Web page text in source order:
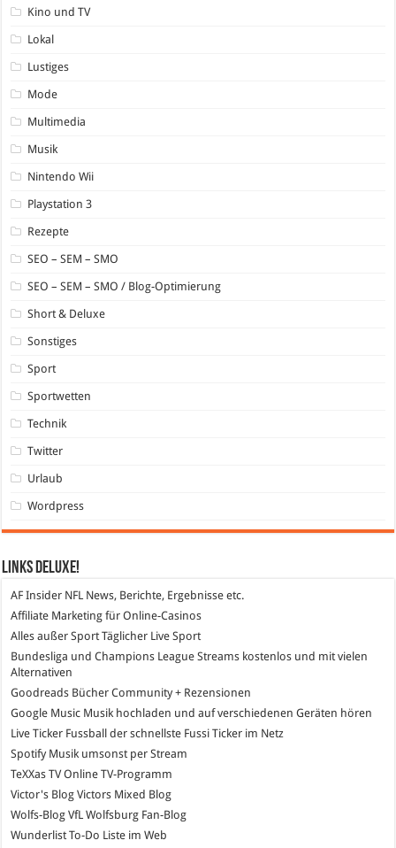
Kino und TV
Lokal
Lustiges
Mode
Multimedia
Musik
Nintendo Wii
Playstation 3
Rezepte
SEO – SEM – SMO
SEO – SEM – SMO / Blog-Optimierung
Short & Deluxe
Sonstiges
Sport
Sportwetten
Technik
Twitter
Urlaub
Wordpress
Links DeLuXe!
AF Insider NFL News, Berichte, Ergebnisse etc.
Affiliate Marketing für Online-Casinos
Alles außer Sport Täglicher Live Sport
Bundesliga und Champions League Streams kostenlos und mit vielen
Alternativen
Goodreads Bücher Community + Rezensionen
Google Music Musik hochladen und auf verschiedenen Geräten hören
Live Ticker Fussball der schnellste Fussi Ticker im Netz
SpotifyMusik umsonst per Stream
TeXXas TVOnline TV-Programm
Victor's Blog Victors Mixed Blog
Wolfs-Blog VfL Wolfsburg Fan-Blog
Wunderlist To-Do Liste im Web